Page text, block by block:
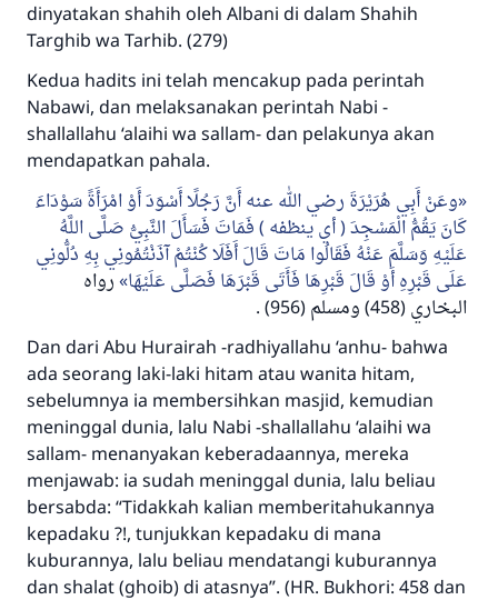
dinyatakan shahih oleh Albani di dalam Shahih
Targhib wa Tarhib. (279)
Kedua hadits ini telah mencakup pada perintah
Nabawi, dan melaksanakan perintah Nabi -
shallallahu ‘alaihi wa sallam- dan pelakunya akan
mendapatkan pahala.
وعَنْ أَبِي هُرَيْرَةَ رضي الله عنه أَنَّ رَجُلًا أَسْوَدَ أَوْ امْرَأَةً سَوْدَاءَ
كَانَ يَقُمُّ الْمَسْجِدَ ( أي ينظفه ) فَمَاتَ فَسَأَلَ النَّبِيُّ صَلَّى اللَّهُ
عَلَيْهِ وَسَلَّمَ عَنْهُ فَقَالُوا مَاتَ قَالَ أَفَلَا كُنْتُمْ آذَنْتُمُونِي بِهِ دُلُّونِي
عَلَى قَبْرِهِ أَوْ قَالَ قَبْرِهَا فَأَتَى قَبْرَهَا فَصَلَّى عَلَيْهَا
رواه
البخاري (458) ومسلم (956) .
Dan dari Abu Hurairah -radhiyallahu ‘anhu- bahwa
ada seorang laki-laki hitam atau wanita hitam,
sebelumnya ia membersihkan masjid, kemudian
meninggal dunia, lalu Nabi -shallallahu ‘alaihi wa
sallam- menanyakan keberadaannya, mereka
menjawab: ia sudah meninggal dunia, lalu beliau
bersabda: “Tidakkah kalian memberitahukannya
kepadaku ?!, tunjukkan kepadaku di mana
kuburannya, lalu beliau mendatangi kuburannya
dan shalat (ghoib) di atasnya”. (HR. Bukhori: 458 dan
Jawaban no. 110845
menyelamatkan pernikahan.
Bantu kami dalam memberikan jawaban untuk umat
Rasulullah ﷺ bersabda
"Siapa yang menunjukkan suatu kebaikan,
meka dia akan mendapatkan pahala yang
sama dengan orang yang melakukannya"
MUSLIM, 1893